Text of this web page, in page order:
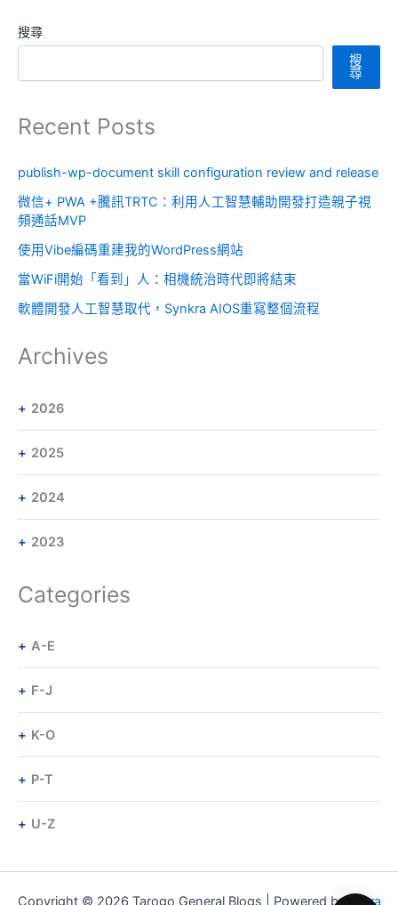
搜尋
搜
尋
Recent Posts
publish-wp-document skill configuration review and release
微信+ PWA +騰訊TRTC：利用人工智慧輔助開發打造親子視
頻通話MVP
使用Vibe編碼重建我的WordPress網站
當WiFi開始「看到」人：相機統治時代即將結束
軟體開發人工智慧取代，Synkra AIOS重寫整個流程
Archives
2026
2025
2024
2023
Categories
A-E
F-J
K-O
P-T
U-Z
Copyright © 2026 Tarogo General Blogs | Powered by Astra